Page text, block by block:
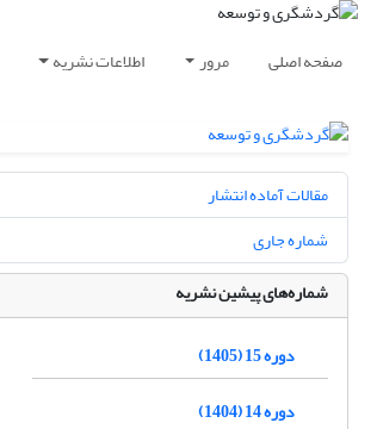
صفحه اصلی مرور اطلاعات نشریه
مقالات آماده انتشار
شماره جاری
شماره‌های پیشین نشریه
دوره 15 (1405)
دوره 14 (1404)